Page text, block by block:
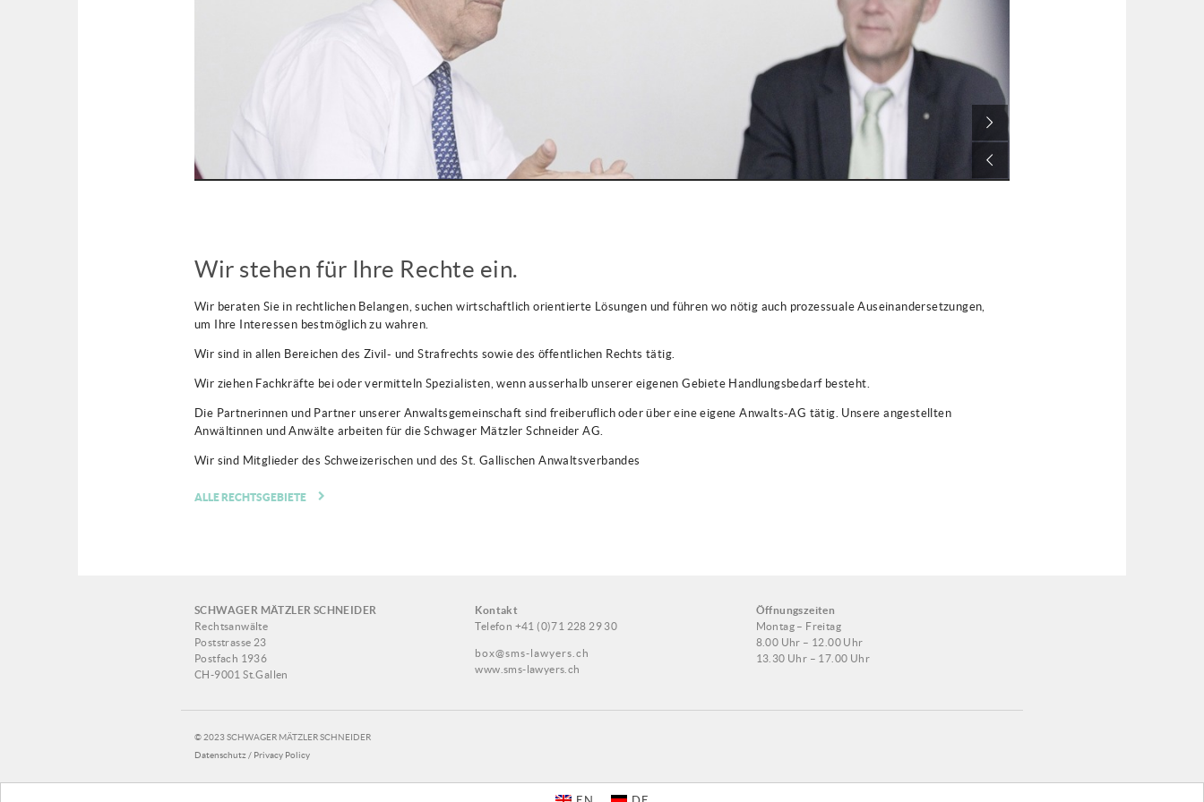
Wir stehen für Ihre Rechte ein.
Wir beraten Sie in rechtlichen Belangen, suchen wirtschaftlich orientierte Lösungen und führen wo nötig auch prozessuale Auseinandersetzungen,
um Ihre Interessen bestmöglich zu wahren.
Wir sind in allen Bereichen des Zivil- und Strafrechts sowie des öffentlichen Rechts tätig.
Wir ziehen Fachkräfte bei oder vermitteln Spezialisten, wenn ausserhalb unserer eigenen Gebiete Handlungsbedarf besteht.
Die Partnerinnen und Partner unserer Anwaltsgemeinschaft sind freiberuflich oder über eine eigene Anwalts-AG tätig. Unsere angestellten
Anwältinnen und Anwälte arbeiten für die Schwager Mätzler Schneider AG.
Wir sind Mitglieder des Schweizerischen und des St. Gallischen Anwaltsverbandes
ALLE RECHTSGEBIETE
SCHWAGER MÄTZLER SCHNEIDER
Rechtsanwälte
Poststrasse 23
Postfach 1936
CH-9001 St.Gallen
Kontakt
Telefon +41 (0)71 228 29 30
box@sms-lawyers.ch
www.sms-lawyers.ch
Öffnungszeiten
Montag – Freitag
8.00 Uhr – 12.00 Uhr
13.30 Uhr – 17.00 Uhr
© 2023 SCHWAGER MÄTZLER SCHNEIDER
Datenschutz / Privacy Policy